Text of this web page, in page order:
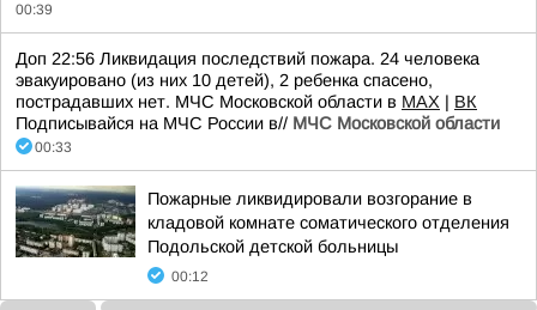
00:39
Доп 22:56 Ликвидация последствий пожара. 24 человека
эвакуировано (из них 10 детей), 2 ребенка спасено,
пострадавших нет. МЧС Московской области в MAX | ВК
Подписывайся на МЧС России в// МЧС Московской области
00:33
Пожарные ликвидировали возгорание в
кладовой комнате соматического отделения
Подольской детской больницы
00:12